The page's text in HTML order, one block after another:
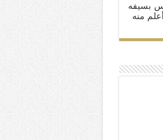
بسيفه
منه